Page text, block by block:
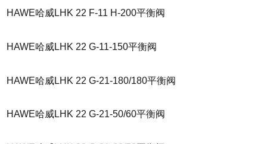
HAWE哈威LHK 22 F-11 H-200平衡阀
HAWE哈威LHK 22 G-11-150平衡阀
HAWE哈威LHK 22 G-21-180/180平衡阀
HAWE哈威LHK 22 G-21-50/60平衡阀